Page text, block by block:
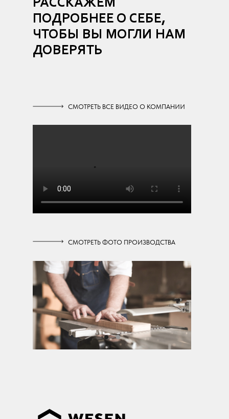
РАССКАЖЕМ
ПОДРОБНЕЕ О СЕБЕ,
ЧТОБЫ ВЫ МОГЛИ НАМ
ДОВЕРЯТЬ
СМОТРЕТЬ ВСЕ ВИДЕО О КОМПАНИИ
СМОТРЕТЬ ФОТО ПРОИЗВОДСТВА